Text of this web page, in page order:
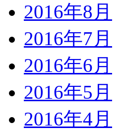
2016年8月
2016年7月
2016年6月
2016年5月
2016年4月